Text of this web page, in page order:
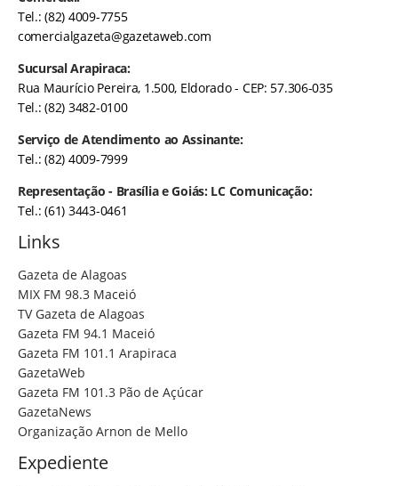
Tel.: (82) 4009-7755
comercialgazeta@gazetaweb.com
Sucursal Arapiraca:
Rua Maurício Pereira, 1.500, Eldorado - CEP: 57.306-035
Tel.: (82) 3482-0100
Serviço de Atendimento ao Assinante:
Tel.: (82) 4009-7999
Representação - Brasília e Goiás: LC Comunicação:
Tel.: (61) 3443-0461
Links
Gazeta de Alagoas
MIX FM 98.3 Maceió
TV Gazeta de Alagoas
Gazeta FM 94.1 Maceió
Gazeta FM 101.1 Arapiraca
GazetaWeb
Gazeta FM 101.3 Pão de Açúcar
GazetaNews
Organização Arnon de Mello
Expediente